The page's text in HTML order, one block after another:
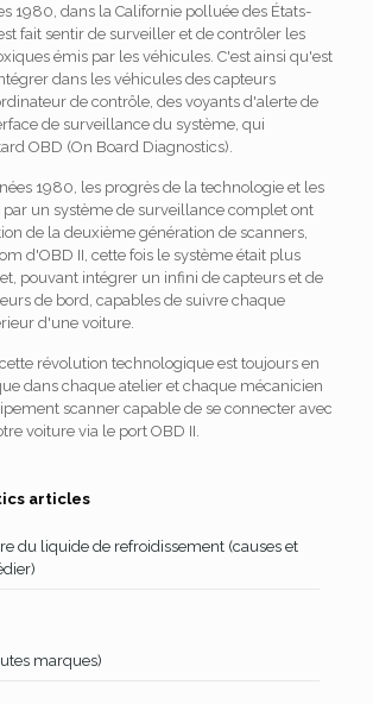
1980, dans la Californie polluée des États-
fait sentir de surveiller et de contrôler les
émis par les véhicules. C'est ainsi qu'est
dans les véhicules des capteurs
de contrôle, des voyants d'alerte de
de surveillance du système, qui
OBD (On Board Diagnostics).
1980, les progrès de la technologie et les
par un système de surveillance complet ont
de la deuxième génération de scanners,
d'OBD II, cette fois le système était plus
pouvant intégrer un infini de capteurs et de
de bord, capables de suivre chaque
d'une voiture.
révolution technologique est toujours en
dans chaque atelier et chaque mécanicien
scanner capable de se connecter avec
voiture via le port OBD II.
articles
du liquide de refroidissement (causes et
marques)